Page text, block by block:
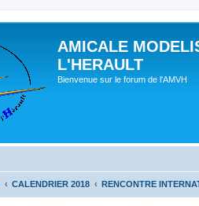
AMICALE
L'HERAULT
Bienvenue sur le forum de l'AMVH
CALENDRIER 2018 RENCONTRE